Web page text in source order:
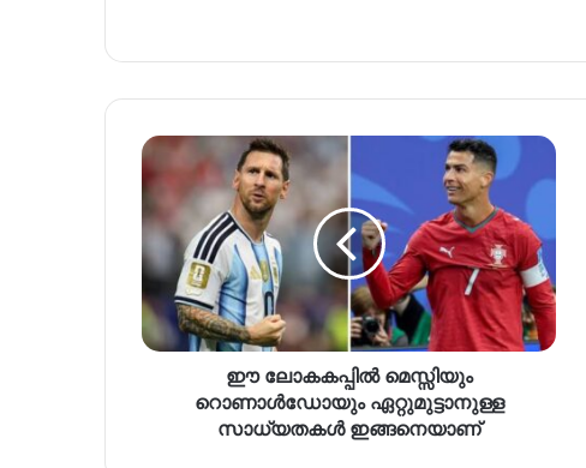
ഈ ലോകകപ്പിൽ മെസ്സിയും
റൊണാൾഡോയും ഏറ്റുമുട്ടാനുള്ള
സാധ്യതകൾ ഇങ്ങനെയാണ്